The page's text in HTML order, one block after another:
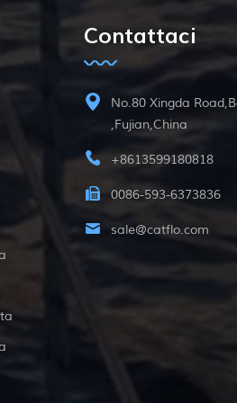
Contattaci
No.80 Xingda
,Fujian,China
+8613599180818
0086-593-6373836
sale@catflo.com